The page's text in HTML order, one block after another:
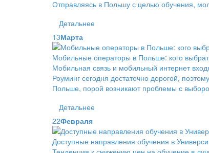
Отправляясь в Польшу с целью обучения,
Детальнее
13Марта
Мобильные операторы в Польше: кого
Мобильная связь и мобильный интернет
Роуминг сегодня достаточно дорогой,
Польше, порой возникают проблемы с
Детальнее
22Февраля
Доступные направления обучения в